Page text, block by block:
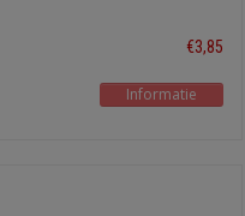
€3,85
Informatie